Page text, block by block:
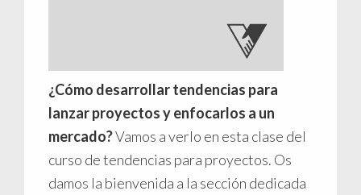
¿Cómo desarrollar tendencias para
lanzar proyectos y enfocarlos a un
mercado?Vamos a verlo en esta clase del
curso de tendencias para proyectos. Os
damos la bienvenida a la sección dedicada